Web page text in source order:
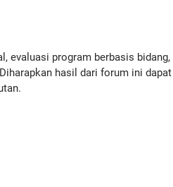
evaluasi program berbasis
hasil dari forum ini